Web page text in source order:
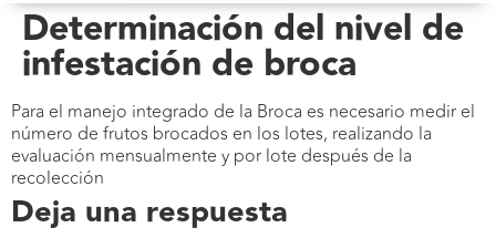
Determinación del nivel de
infestación de broca
Para el manejo integrado de la Broca es necesario medir el
número de frutos brocados en los lotes, realizando la
evaluación mensualmente y por lote después de la
recolección
Deja una respuesta